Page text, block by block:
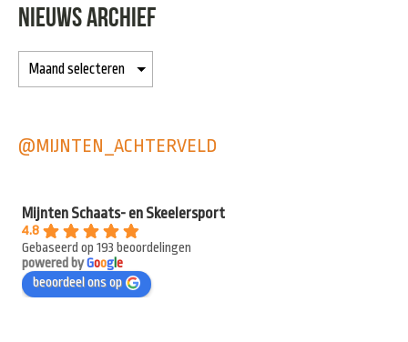
NIEUWS ARCHIEF
@MIJNTEN_ACHTERVELD
Mijnten Schaats- en Skeelersport
4.8
Gebaseerd op 193 beoordelingen
powered byGooge
beoordeel ons op